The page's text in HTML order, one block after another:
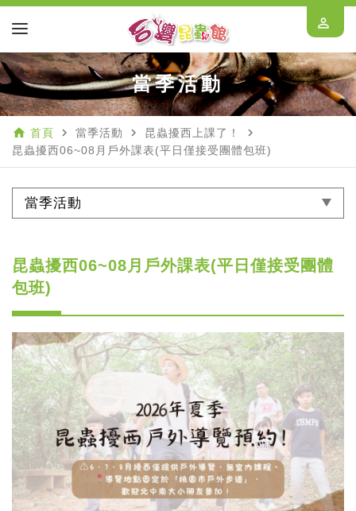
perm_identity
當季活動
home 首頁 navigate_next 當季活動 navigate_next 昆蟲擾西上課了！ navigate_next
昆蟲擾西06~08月戶外課表(平日僅接受團體包班)
當季活動
昆蟲擾西06~08月戶外課表(平日僅接受團體
包班)